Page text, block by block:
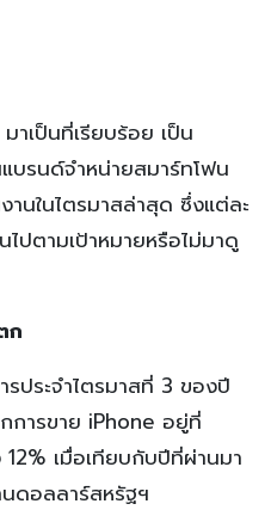
าเป็นที่เรียบร้อย เป็น
บรนด์จำหน่ายสมาร์ทโฟน
านในไตรมาสล่าสุด ซึ่งแต่ละ
ปตามเป้าหมายหรือไม่มาดู
ก
ประจำไตรมาสที่ 3 ของปี
การขาย iPhone อยู่ที่
เมื่อเทียบกับปีที่ผ่านมา
ดอลลาร์สหรัฐฯ